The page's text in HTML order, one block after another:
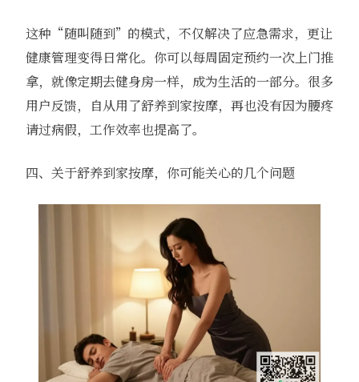
这种“随叫随到”的模式，不仅解决了应急需求，更让
健康管理变得日常化。你可以每周固定预约一次上门推
拿，就像定期去健身房一样，成为生活的一部分。很多
用户反馈，自从用了舒养到家按摩，再也没有因为腰疼
请过病假，工作效率也提高了。
四、关于舒养到家按摩，你可能关心的几个问题